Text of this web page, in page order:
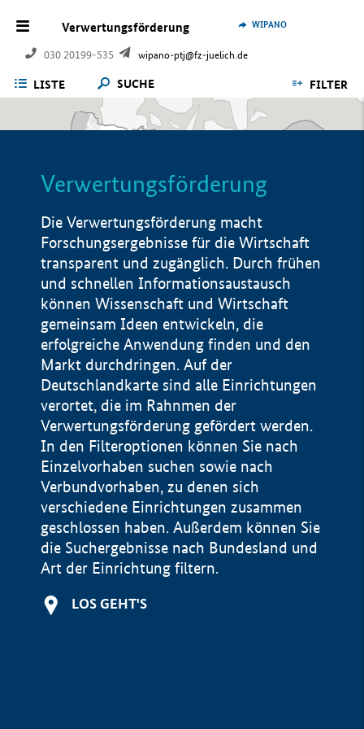
Verwertungsförderung
030 20199-535 wipano-ptj@fz-juelich.de
WIPANO
LISTE SUCHE FILTER
Verwertungsförderung
Die Verwertungsförderung macht
Forschungsergebnisse für die Wirtschaft
transparent und zugänglich. Durch frühen
und schnellen Informationsaustausch
können Wissenschaft und Wirtschaft
gemeinsam Ideen entwickeln, die
erfolgreiche Anwendung finden und den
Markt durchdringen. Auf der
Deutschlandkarte sind alle Einrichtungen
verortet, die im Rahnmen der
Verwertungsförderung gefördert werden.
In den Filteroptionen können Sie nach
Einzelvorhaben suchen sowie nach
Verbundvorhaben, zu denen sich
verschiedene Einrichtungen zusammen
geschlossen haben. Außerdem können Sie
die Suchergebnisse nach Bundesland und
Art der Einrichtung filtern.
LOS GEHT'S